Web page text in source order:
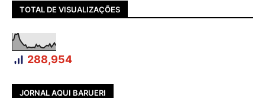
TOTAL DE VISUALIZAÇÕES
288,954
JORNAL AQUI BARUERI